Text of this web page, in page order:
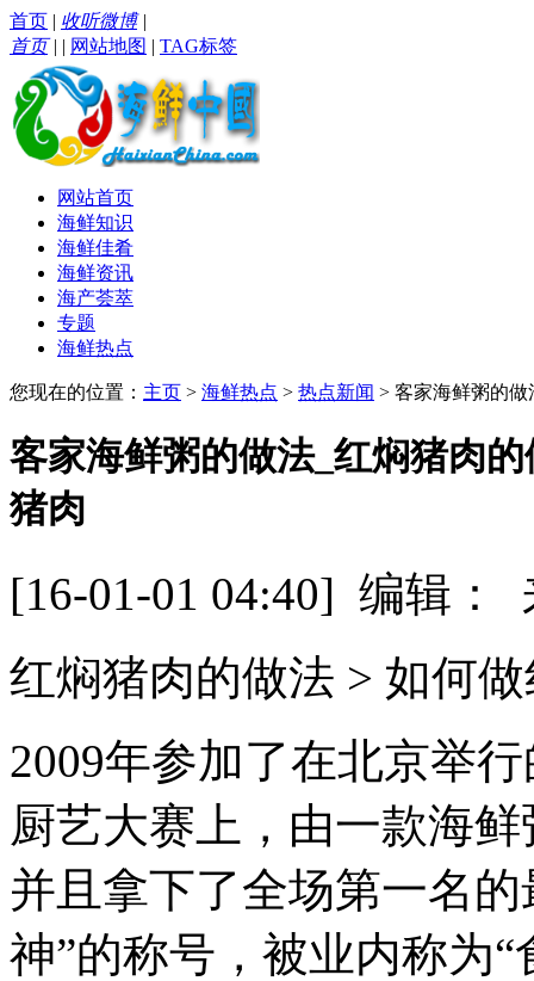
首页 | 收听微博|
首页| | 网站地图 | TAG标签
网站首页
海鲜知识
海鲜佳肴
海鲜资讯
海产荟萃
专题
海鲜热点
您现在的位置： 主页 > 海鲜热点 > 热点新闻 > 客家海鲜粥的
客家海鲜粥的做法_红焖猪肉
猪肉
[16-01-01 04:40] 编辑
红焖猪肉的做法 > 如何
2009年参加了在北京举
厨艺大赛上，由一款海
并且拿下了全场第一名
神”的称号，被业内称为